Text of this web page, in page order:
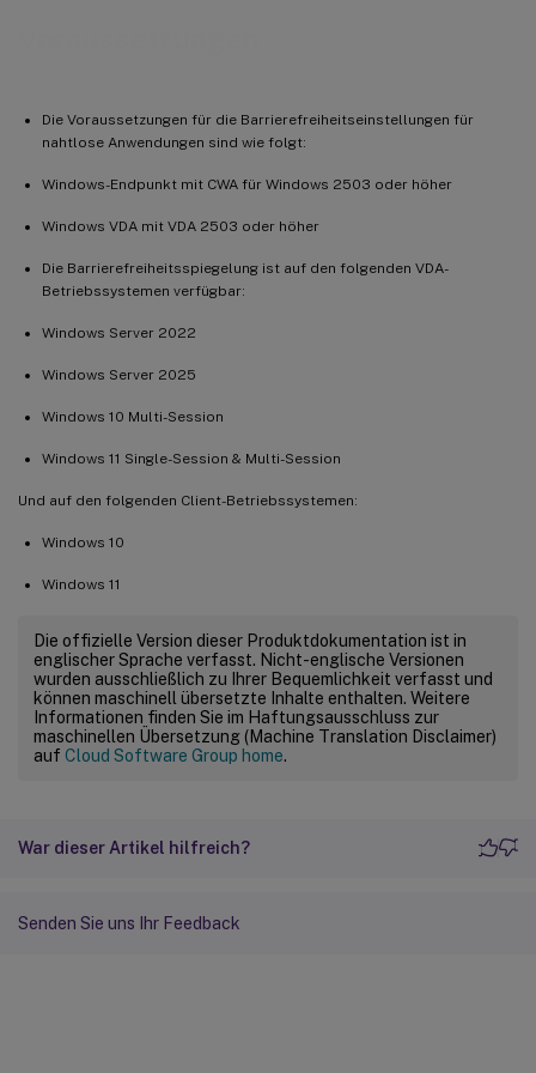
Die Voraussetzungen für die Barrierefreiheitseinstellungen für
nahtlose Anwendungen sind wie folgt:
Windows-Endpunkt mit CWA für Windows 2503 oder höher
Windows VDA mit VDA 2503 oder höher
Die Barrierefreiheitsspiegelung ist auf den folgenden VDA-
Betriebssystemen verfügbar:
Windows Server 2022
Windows Server 2025
Windows 10 Multi-Session
Windows 11 Single-Session & Multi-Session
Und auf den folgenden Client-Betriebssystemen:
Windows 10
Windows 11
Die offizielle Version dieser Produktdokumentation ist in
englischer Sprache verfasst. Nicht-englische Versionen
wurden ausschließlich zu Ihrer Bequemlichkeit verfasst und
können maschinell übersetzte Inhalte enthalten. Weitere
Informationen finden Sie im Haftungsausschluss zur
maschinellen Übersetzung (Machine Translation Disclaimer)
auf Cloud Software Group home.
War dieser Artikel hilfreich?
Senden Sie uns Ihr Feedback